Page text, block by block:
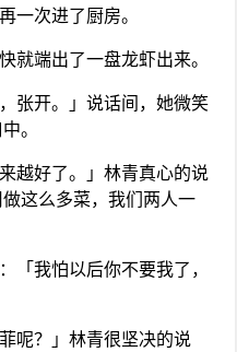
一次进了厨房。
就端出了一盘龙虾出来。
张开。」说话间，她微笑
。
越好了。」林青真心的说
这么多菜，我们两人一
「我怕以后你不要我了，
呢？」林青很坚决的说